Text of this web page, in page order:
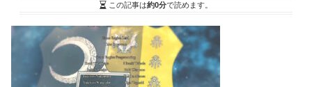
この記事は約0分で読めます。